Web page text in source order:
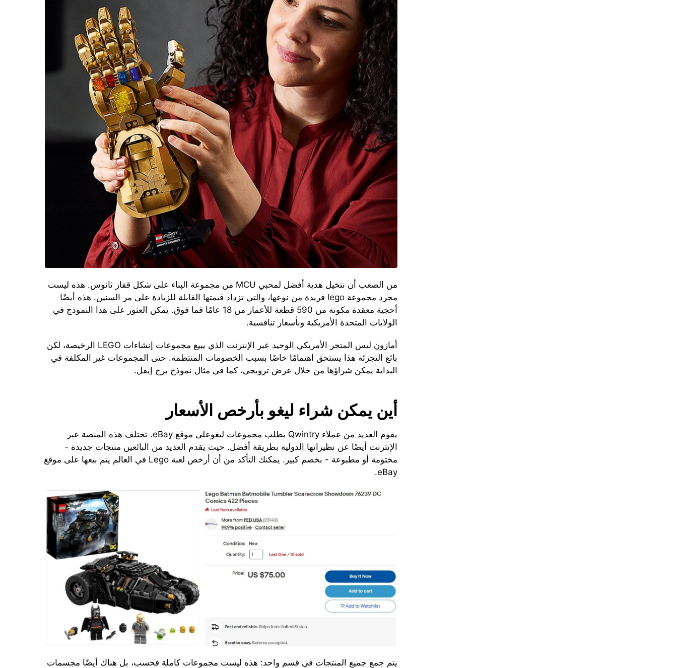
من الصعب أن نتخيل هدية أفضل لمحبي MCU من مجموعة البناء على شكل قفاز ثانوس. هذه ليست
مجرد مجموعة lego فريدة من نوعها، والتي تزداد قيمتها القابلة للزيادة على مر السنين. هذه أيضًا
أحجية معقدة مكونة من 590 قطعة للأعمار من 18 عامًا فما فوق. يمكن العثور على هذا النموذج في
الولايات المتحدة الأمريكية وبأسعار تنافسية.
أمازون ليس المتجر الأمريكي الوحيد عبر الإنترنت الذي يبيع مجموعات إنشاءات LEGO الرخيصة، لكن
بائع التجزئة هذا يستحق اهتمامًا خاصًا بسبب الخصومات المنتظمة. حتى المجموعات غير المكلفة في
البداية يمكن شراؤها من خلال عرض ترويجي، كما في مثال نموذج برج إيفل.
أين يمكن شراء ليغو بأرخص الأسعار
يقوم العديد من عملاء Qwintry بطلب مجموعات ليغوعلى موقع eBay. تختلف هذه المنصة عبر
الإنترنت أيضًا عن نظيراتها الدولية بطريقة أفضل. حيث يقدم العديد من البائعين منتجات جديدة -
مختومة أو مطبوعة - بخصم كبير. يمكنك التأكد من أن أرخص لعبة Lego في العالم يتم بيعها على موقع
eBay.
يتم جمع جميع المنتجات في قسم واحد: هذه ليست مجموعات كاملة فحسب، بل هناك أيضًا مجسمات